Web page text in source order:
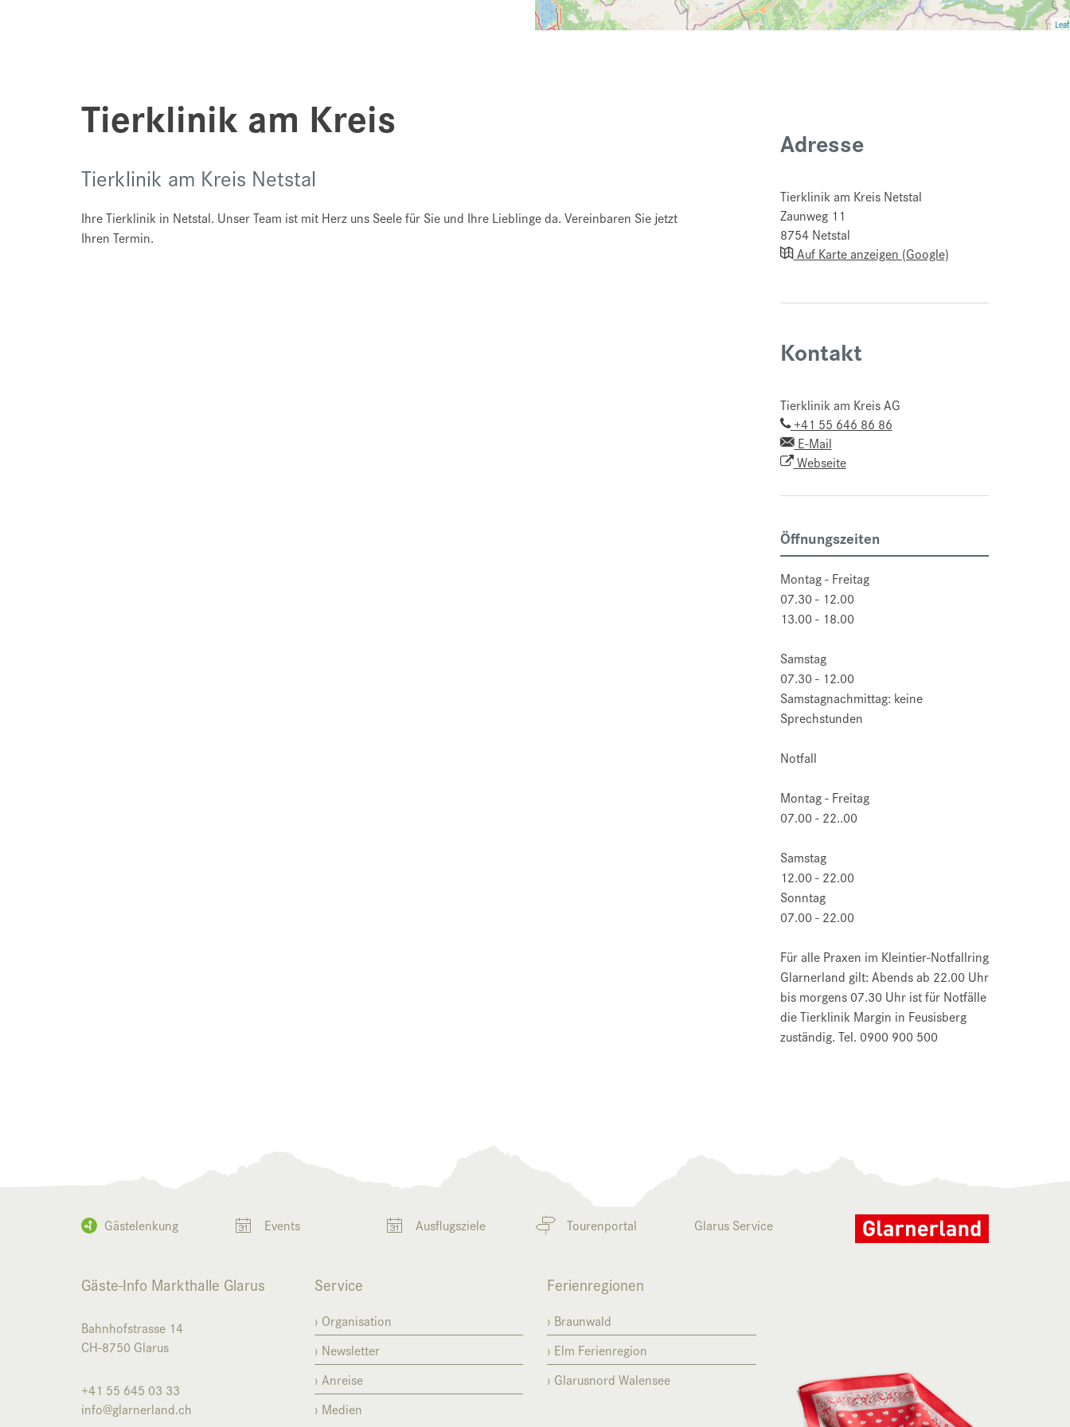
Tierklinik am Kreis
Tierklinik am Kreis Netstal
Ihre Tierklinik in Netstal. Unser Team ist mit Herz uns Seele für Sie und Ihre Lieblinge da. Vereinbaren Sie jetzt
Ihren Termin.
Adresse
Tierklinik am Kreis Netstal
Zaunweg 11
8754 Netstal
Auf Karte anzeigen (Google)
Kontakt
Tierklinik am Kreis AG
+41 55 646 86 86
E-Mail
Webseite
Öffnungszeiten
Montag - Freitag
07.30 - 12.00
13.00 - 18.00
Samstag
07.30 - 12.00
Samstagnachmittag: keine
Sprechstunden
Notfall
Montag - Freitag
07.00 - 22..00
Samstag
12.00 - 22.00
Sonntag
07.00 - 22.00
Für alle Praxen im Kleintier-Notfallring
Glarnerland gilt: Abends ab 22.00 Uhr
bis morgens 07.30 Uhr ist für Notfälle
die Tierklinik Margin in Feusisberg
zuständig. Tel. 0900 900 500
Gästelenkung Events Ausflugsziele Tourenportal Glarus Service
Gäste-Info Markthalle Glarus
Bahnhofstrasse 14
CH-8750 Glarus
+41 55 645 03 33
info@glarnerland.ch
Service
Organisation
Newsletter
Anreise
Medien
Ferienregionen
Braunwald
Elm Ferienregion
Glarusnord Walensee